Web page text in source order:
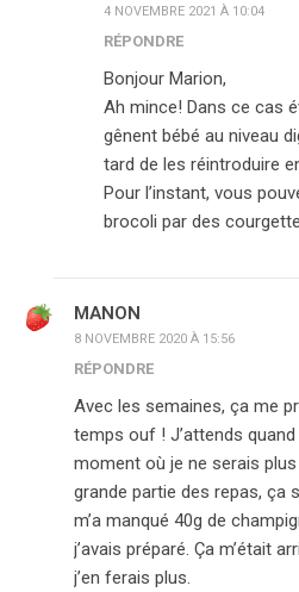
4 NOVEMBRE 2021 À 10:04
RÉPONDRE
Bonjour Marion,
Ah mince! Dans ce cas
gênent bébé au niveau
tard de les réintroduire
Pour l’instant, vous
brocoli par des
MANON
8 NOVEMBRE 2020 À 15:56
RÉPONDRE
Avec les semaines, ça me
temps ouf ! J’attends
moment où je ne serais
grande partie des repas, ça
m’a manqué 40g de
j’avais préparé. Ça m’était
j’en ferais plus.